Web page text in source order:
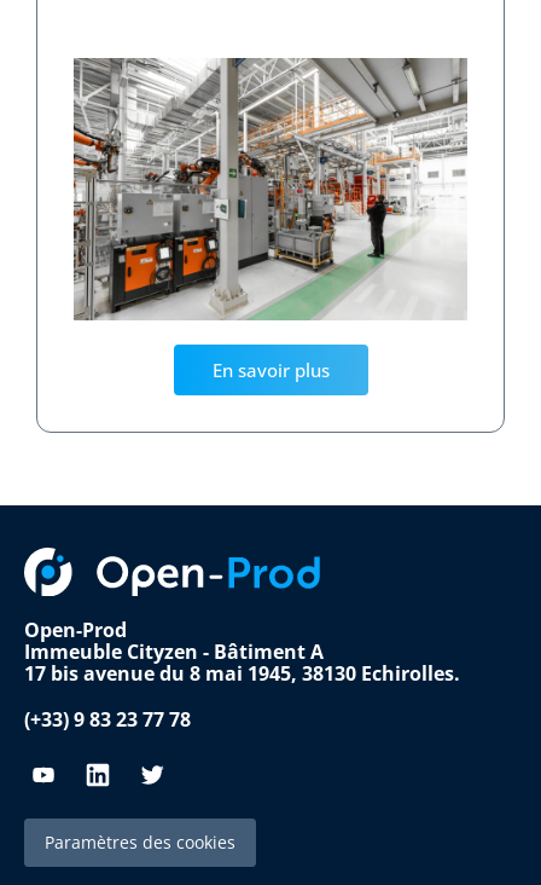
En savoir plus
Open-Prod
Immeuble Cityzen - Bâtiment A
17 bis avenue du 8 mai 1945, 38130 Echirolles.
(+33) 9 83 23 77 78
Paramètres des cookies